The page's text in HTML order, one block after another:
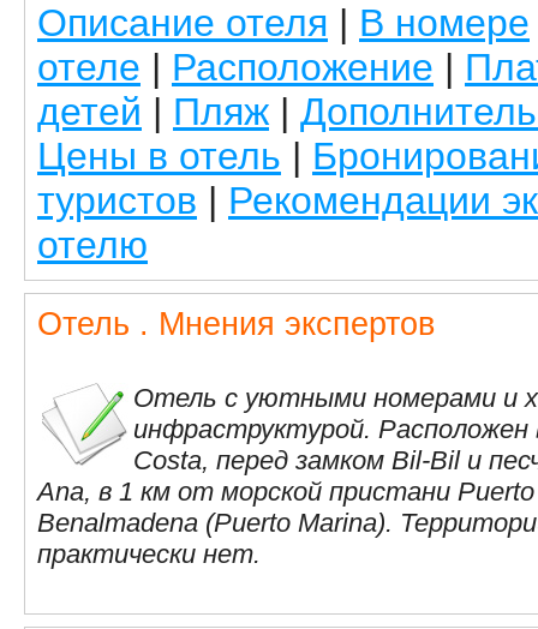
Описание отеля | В номере
отеле | Расположение |
детей | Пляж |
Цены в отель |
туристов | Рекомендации
отелю
Отель . Мнения экспертов
Отель с уютными номерами и
инфраструктурой. Расположен
Costa, перед замком Bil-Bil и
Ana, в 1 км от морской пристани
Benalmadena (Puerto Marina).
практически нет.